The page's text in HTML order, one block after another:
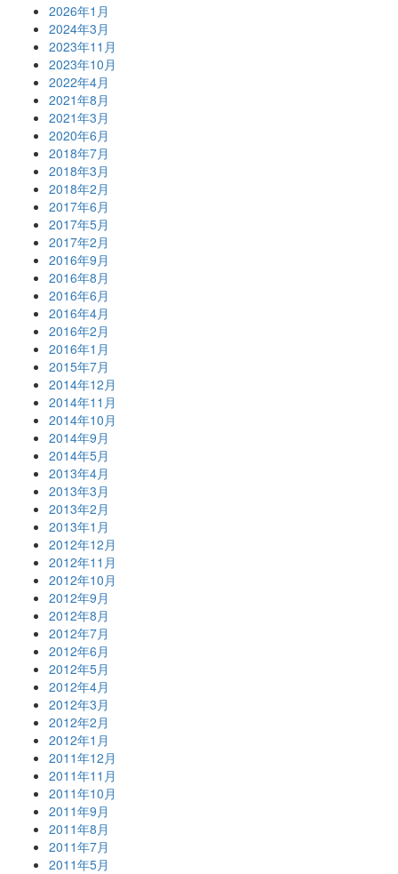
2026年1月
2024年3月
2023年11月
2023年10月
2022年4月
2021年8月
2021年3月
2020年6月
2018年7月
2018年3月
2018年2月
2017年6月
2017年5月
2017年2月
2016年9月
2016年8月
2016年6月
2016年4月
2016年2月
2016年1月
2015年7月
2014年12月
2014年11月
2014年10月
2014年9月
2014年5月
2013年4月
2013年3月
2013年2月
2013年1月
2012年12月
2012年11月
2012年10月
2012年9月
2012年8月
2012年7月
2012年6月
2012年5月
2012年4月
2012年3月
2012年2月
2012年1月
2011年12月
2011年11月
2011年10月
2011年9月
2011年8月
2011年7月
2011年5月